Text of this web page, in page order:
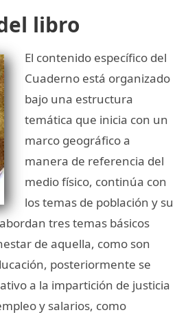
libro
El contenido específico del
Cuaderno está organizado
bajo una estructura
temática que inicia con un
marco geográfico a
manera de referencia del
medio físico, continúa con
los temas de población y su
tres temas básicos
de aquella, como son
posteriormente se
a la impartición de justicia
y salarios, como